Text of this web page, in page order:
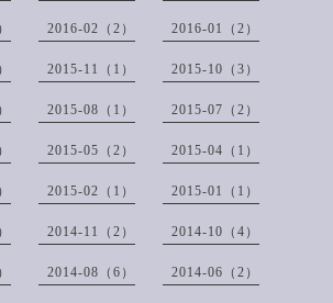
2016-02（2） 2016-01（2）
2015-11（1） 2015-10（3）
2015-08（1） 2015-07（2）
2015-05（2） 2015-04（1）
2015-02（1） 2015-01（1）
2014-11（2） 2014-10（4）
2014-08（6） 2014-06（2）